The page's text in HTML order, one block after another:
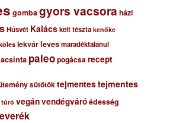
gombagyors vacsora házi
Húsvét Kalácskelt tészta kenőke
lekvárlevesmaradéktalanul
paleopogácsarecept
sütőtöktejmentestejmentes
túró vegánvendégváróédesség